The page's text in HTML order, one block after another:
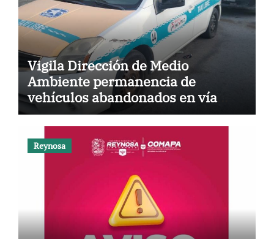
Vigila Dirección de Medio
Ambiente permanencia de
vehículos abandonados en vía
pública
Reynosa